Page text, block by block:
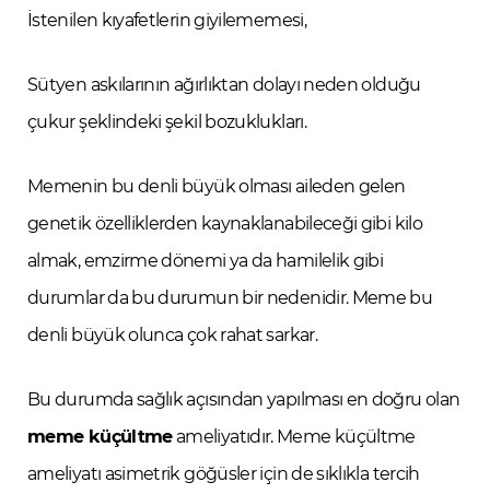
İstenilen kıyafetlerin giyilememesi,
Sütyen askılarının ağırlıktan dolayı neden olduğu
çukur şeklindeki şekil bozuklukları.
Memenin bu denli büyük olması aileden gelen
genetik özelliklerden kaynaklanabileceği gibi kilo
almak, emzirme dönemi ya da hamilelik gibi
durumlar da bu durumun bir nedenidir. Meme bu
denli büyük olunca çok rahat sarkar.
Bu durumda sağlık açısından yapılması en doğru olan
meme küçültmeameliyatıdır. Meme küçültme
ameliyatı asimetrik göğüsler için de sıklıkla tercih